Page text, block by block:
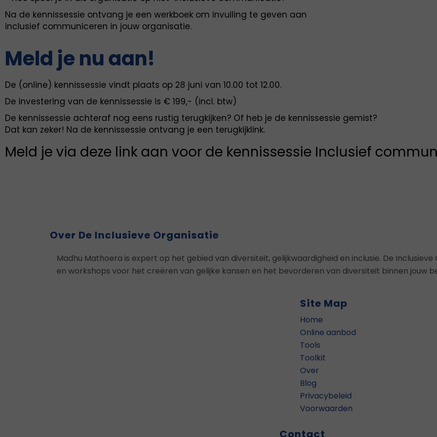
Na de kennissessie ontvang je een werkboek om invulling te geven aan
inclusief communiceren in jouw organisatie.
Meld je nu aan!
De (online) kennissessie vindt plaats op 28 juni van 10.00 tot 12.00.
De investering van de kennissessie is € 199,- (incl. btw)
De kennissessie achteraf nog eens rustig terugkijken? Of heb je de kennissessie gemist?
Dat kan zeker! Na de kennissessie ontvang je een terugkijklink.
Meld je via deze link aan voor de kennissessie Inclusief
Over De Inclusieve Organisatie
Madhu Mathoera is expert op het gebied van diversiteit, gelijkwaardigheid en inclusie. De
en workshops voor het creëren van gelijke kansen en het bevorderen van diversiteit binnen jouw
Site Map
Home
Online aanbod
Tools
Toolkit
Over
Blog
Privacybeleid
Voorwaarden
Contact